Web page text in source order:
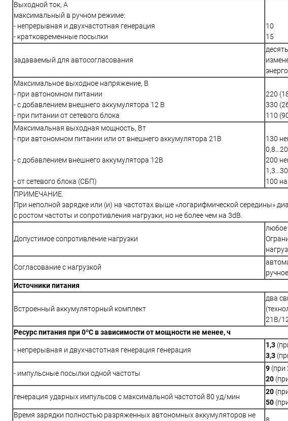
Выходной ток, А
максимальный в ручном режиме:
- непрерывная и двухчастотная генерация
- кратковременные посылки
10
15
задаваемый для автосогласования
Максимальное выходное напряжение, В
- при автономном питании
- с добавлением внешнего аккумулятора 12 В
- при питании от сетевого блока
220
330
110
Максимальная выходная мощность, Вт
- при автономном питании или от внешнего аккумулятора 21В
- с добавлением внешнего аккумулятора 12В
- от сетевого блока (СБП)
130
200
100
ПРИМЕЧАНИЕ.
При неполной зарядке или (и) на частотах выше «логарифмической середины»
с ростом частоты и сопротивления нагрузки, но не более чем на 3dB.
Допустимое сопротивление нагрузки
Согласование с нагрузкой
Источники питания
Встроенный аккумуляторный комплект
два
21В/
Ресурс питания при 0ºС в зависимости от мощности не менее, ч
- непрерывная и двухчастотная генерация генерация
1,3
3,3
- импульсные посылки одной частоты
9 (при
20
генерация ударных импульсов с максимальной частотой 80 уд/мин
20
50
Время зарядки полностью разряженных автономных аккумуляторов не